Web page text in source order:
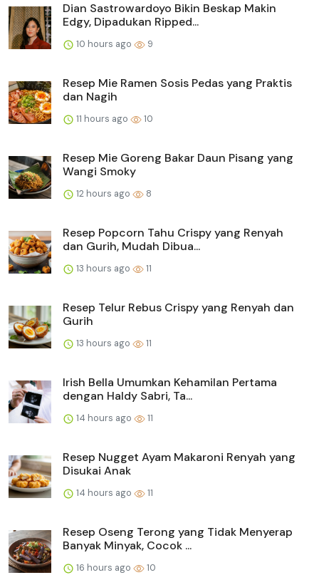
Dian Sastrowardoyo Bikin Beskap Makin
Edgy, Dipadukan Ripped...
10 hours ago 9
Resep Mie Ramen Sosis Pedas yang Praktis
dan Nagih
11 hours ago 10
Resep Mie Goreng Bakar Daun Pisang yang
Wangi Smoky
12 hours ago 8
Resep Popcorn Tahu Crispy yang Renyah
dan Gurih, Mudah Dibua...
13 hours ago 11
Resep Telur Rebus Crispy yang Renyah dan
Gurih
13 hours ago 11
Irish Bella Umumkan Kehamilan Pertama
dengan Haldy Sabri, Ta...
14 hours ago 11
Resep Nugget Ayam Makaroni Renyah yang
Disukai Anak
14 hours ago 11
Resep Oseng Terong yang Tidak Menyerap
Banyak Minyak, Cocok ...
16 hours ago 10